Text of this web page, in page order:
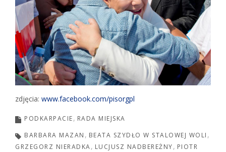
zdjęcia: www.facebook.com/pisorgpl
PODKARPACIE
RADA MIEJSKA
BARBARA MAZAN
BEATA SZYDŁO W STALOWEJ WOLI
GRZEGORZ NIERADKA
LUCJUSZ NADBEREŻNY
PIOTR